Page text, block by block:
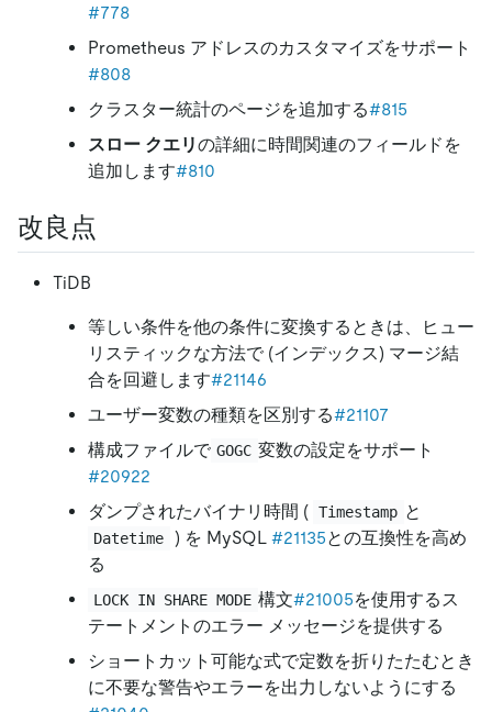
#778
Prometheus アドレスのカスタマイズをサポート
#808
クラスター統計のページを追加する#815
スロー クエリの詳細に時間関連のフィールドを
追加します#810
改良点
TiDB
等しい条件を他の条件に変換するときは、ヒュー
リスティックな方法で (インデックス) マージ結
合を回避します#21146
ユーザー変数の種類を区別する#21107
構成ファイルで GOGC 変数の設定をサポート
#20922
ダンプされたバイナリ時間 ( Timestamp と
Datetime ) を MySQL #21135との互換性を高め
る
LOCK IN SHARE MODE 構文#21005を使用するス
テートメントのエラー メッセージを提供する
ショートカット可能な式で定数を折りたたむとき
に不要な警告やエラーを出力しないようにする